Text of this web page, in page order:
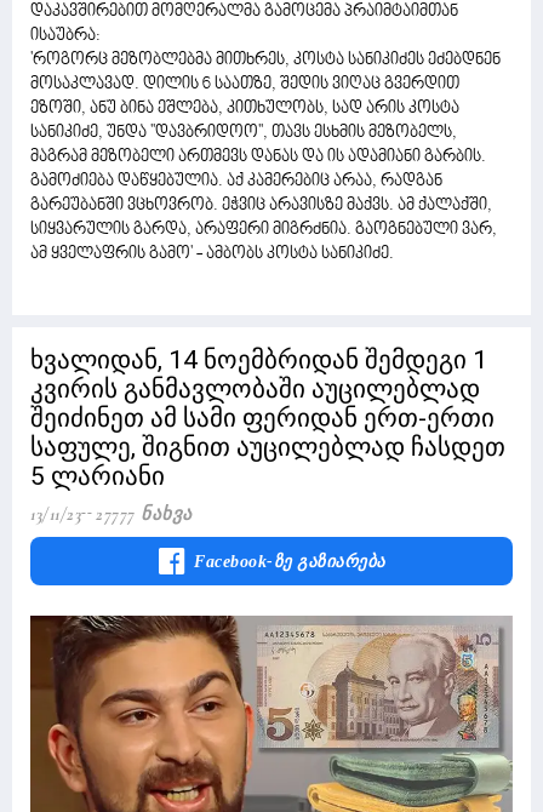
დაკავშირებით მომღერალმა გამოცემა პრაიმტაიმთან
ისაუბრა:
'როგორც მეზობლებმა მითხრეს, კოსტა სანიკიძეს ეძებდნენ
მოსაკლავად. დილის 6 საათზე, შედის ვიღაც გვერდით
ეზოში, ანუ ბინა ეშლება, კითხულობს, სად არის კოსტა
სანიკიძე, უნდა ''დავბრიდოო'', თავს ესხმის მეზობელს,
მაგრამ მეზობელი ართმევს დანას და ის ადამიანი გარბის.
გამოძიება დაწყებულია. აქ კამერებიც არაა, რადგან
გარეუბანში ვცხოვრობ. ეჭვიც არავისზე მაქვს. ამ ქალაქში,
სიყვარულის გარდა, არაფერი მიგრძნია. გაოგნებული ვარ,
ამ ყველაფრის გამო' - ამბობს კოსტა სანიკიძე.
ხვალიდან, 14 ნოემბრიდან შემდეგი 1
კვირის განმავლობაში აუცილებლად
შეიძინეთ ამ სამი ფერიდან ერთ-ერთი
საფულე, შიგნით აუცილებლად ჩასდეთ
5 ლარიანი
13/11/23 27777 Ნახვა
Facebook-Ზე Გაზიარება